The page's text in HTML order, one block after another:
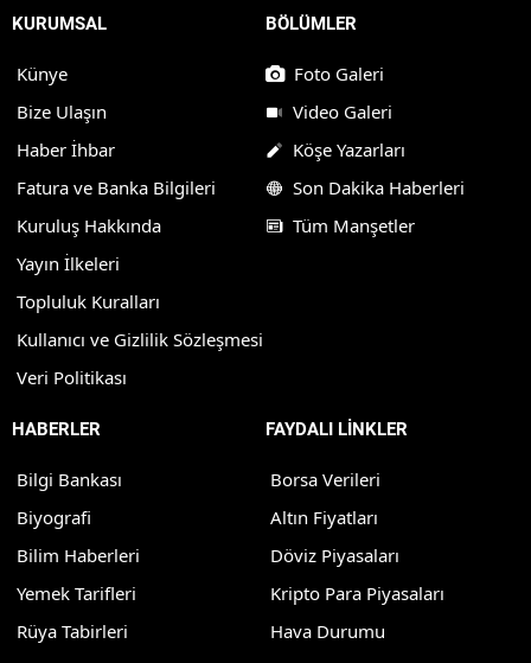
KURUMSAL
Künye
Bize Ulaşın
Haber İhbar
Fatura ve Banka Bilgileri
Kuruluş Hakkında
Yayın İlkeleri
Topluluk Kuralları
Kullanıcı ve Gizlilik Sözleşmesi
Veri Politikası
BÖLÜMLER
Foto Galeri
Video Galeri
Köşe Yazarları
Son Dakika Haberleri
Tüm Manşetler
HABERLER
Bilgi Bankası
Biyografi
Bilim Haberleri
Yemek Tarifleri
Rüya Tabirleri
FAYDALI LİNKLER
Borsa Verileri
Altın Fiyatları
Döviz Piyasaları
Kripto Para Piyasaları
Hava Durumu